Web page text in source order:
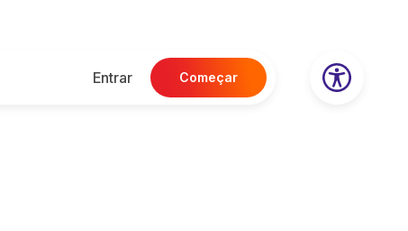
Entrar Começar